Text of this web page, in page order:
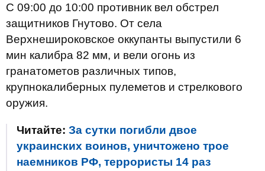
С 09:00 до 10:00 противник вел обстрел
защитников Гнутово. От села
Верхнешироковское оккупанты выпустили 6
мин калибра 82 мм, и вели огонь из
гранатометов различных типов,
крупнокалиберных пулеметов и стрелкового
оружия.
Читайте: За сутки погибли двое
украинских воинов, уничтожено трое
наемников РФ, террористы 14 раз